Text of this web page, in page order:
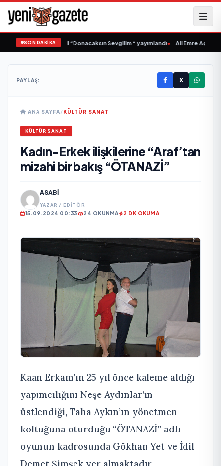
SON DAKİKA
Samlı ‘dan İkinci Tekli “Donacaksın Sevgilim “ yayımlandı• Ali Emre Açıkgöz
PAYLAŞ: X
ANA SAYFA/KÜLTÜR SANAT
KÜLTÜR SANAT
Kadın-Erkek ilişkilerine “Araf’tan
mizahi bir bakış “ÖTANAZİ”
ASABI
YAZAR / EDITÖR
15.09.2024 00:33 24 OKUNMA 2 DK OKUMA
Kaan Erkam’ın 25 yıl önce kaleme aldığı
yapımcılığını Neşe Aydınlar’ın
üstlendiği, Taha Aykın’ın yönetmen
koltuğuna oturduğu “ÖTANAZİ” adlı
oyunun kadrosunda Gökhan Yet ve İdil
Demet Şimşek yer almaktadır.